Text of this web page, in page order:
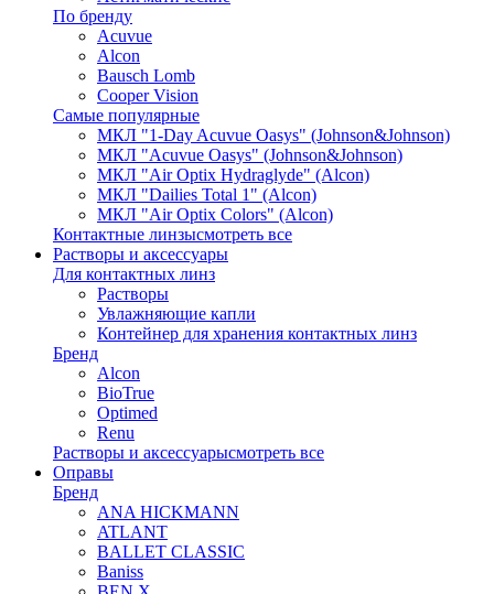
По бренду
Acuvue
Alcon
Bausch Lomb
Cooper Vision
Самые популярные
МКЛ "1-Day Acuvue Oasys" (Johnson&Johnson)
МКЛ "Acuvue Oasys" (Johnson&Johnson)
МКЛ "Air Optix Hydraglyde" (Alcon)
МКЛ "Dailies Total 1" (Alcon)
МКЛ "Air Optix Colors" (Alcon)
Контактные линзысмотреть все
Растворы и аксессуары
Для контактных линз
Растворы
Увлажняющие капли
Контейнер для хранения контактных линз
Бренд
Alcon
BioTrue
Optimed
Renu
Растворы и аксессуарысмотреть все
Оправы
Бренд
ANA HICKMANN
ATLANT
BALLET CLASSIC
Baniss